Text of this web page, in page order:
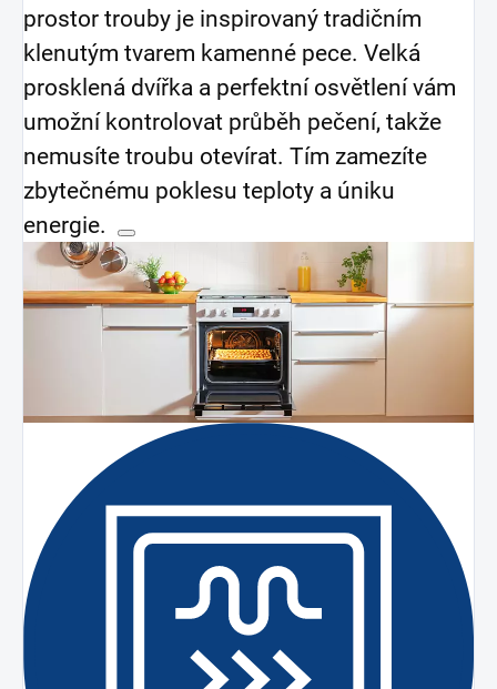
prostor trouby je inspirovaný tradičním
klenutým tvarem kamenné pece. Velká
prosklená dvířka a perfektní osvětlení vám
umožní kontrolovat průběh pečení, takže
nemusíte troubu otevírat. Tím zamezíte
zbytečnému poklesu teploty a úniku
energie.